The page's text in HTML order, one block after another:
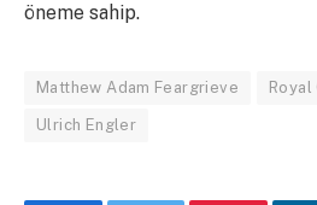
öneme sahip.
Matthew Adam Feargrieve Royal
Ulrich Engler